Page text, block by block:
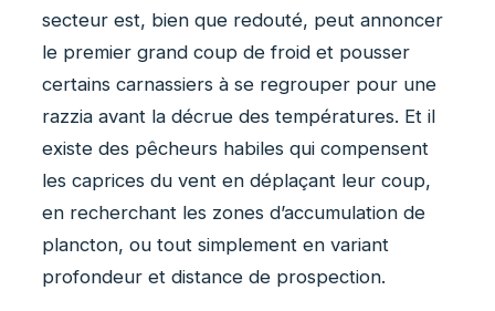
secteur est, bien que redouté, peut annoncer
le premier grand coup de froid et pousser
certains carnassiers à se regrouper pour une
razzia avant la décrue des températures. Et il
existe des pêcheurs habiles qui compensent
les caprices du vent en déplaçant leur coup,
en recherchant les zones d’accumulation de
plancton, ou tout simplement en variant
profondeur et distance de prospection.